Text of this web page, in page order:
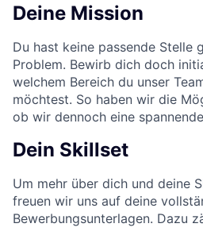
Deine Mission
Du hast keine passende Stelle
Problem. Bewirb dich doch
welchem Bereich du unser
möchtest. So haben wir die
ob wir dennoch eine
Dein Skillset
Um mehr über dich und deine
freuen wir uns auf deine
Bewerbungsunterlagen. Dazu